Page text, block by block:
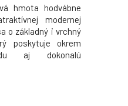
hmota hodvábne
modernej
o základný i vrchný
poskytuje okrem
aj dokonalú